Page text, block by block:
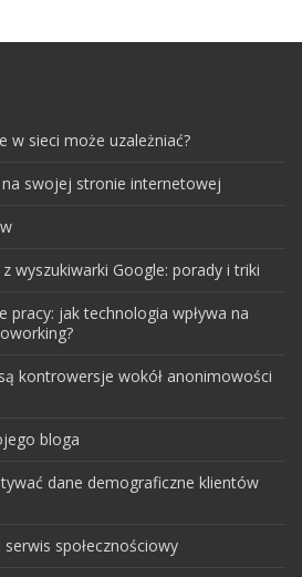
w sieci może uzależniać?
na swojej stronie internetowej
wyszukiwarki Google: porady i triki
pracy: jak technologia wpływa na
kontrowersje wokół anonimowości
bloga
dane demograficzne klientów
społecznościowy